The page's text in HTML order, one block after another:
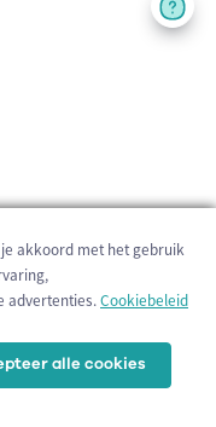
akkoord met het gebruik
advertenties.Cookiebeleid
alle cookies